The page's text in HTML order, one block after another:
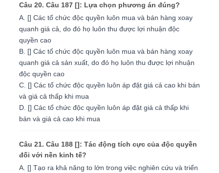
Câu 20. Câu 187 []: Lựa chọn phương án đúng?
A. [] Các tổ chức độc quyền luôn mua và bán hàng xoay
quanh giá cả, do đó họ luôn thu được lợi nhuận độc
quyền cao
B. [] Các tổ chức độc quyền luôn mua và bán hàng xoay
quanh giá cả sản xuất, do đó họ luôn thu được lợi nhuận
độc quyền cao
C. [] Các tổ chức độc quyền luôn áp đặt giá cả cao khi bán
và giá cả thấp khi mua
D. [] Các tổ chức độc quyền luôn áp đặt giá cả thấp khi
bán và giá cả cao khi mua
Câu 21. Câu 188 []: Tác động tích cực của độc quyền
đối với nền kinh tế?
A. [] Tạo ra khả năng to lớn trong việc nghiên cứu và triển